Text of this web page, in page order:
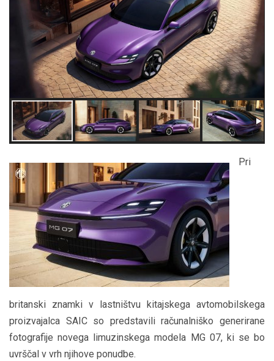
Pri
britanski znamki v lastništvu kitajskega avtomobilskega
proizvajalca SAIC so predstavili računalniško generirane
fotografije novega limuzinskega modela MG 07, ki se bo
uvrščal v vrh njihove ponudbe.